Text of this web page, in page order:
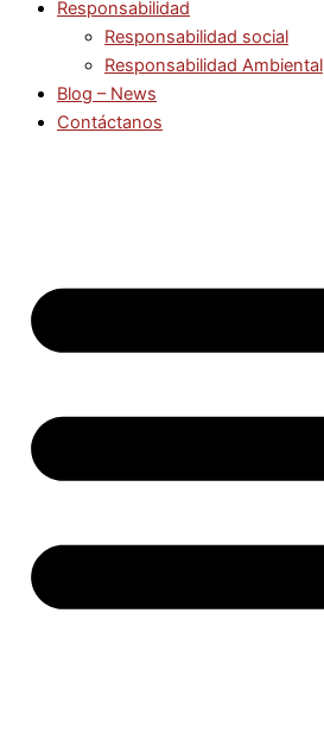
Responsabilidad
Responsabilidad social
Responsabilidad Ambiental
Blog – News
Contáctanos